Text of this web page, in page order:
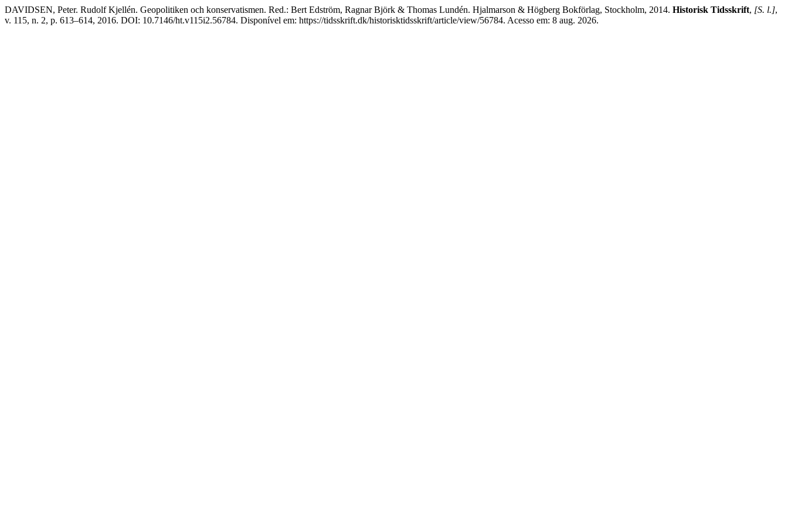
DAVIDSEN, Peter. Rudolf Kjellén. Geopolitiken och konservatismen. Red.: Bert Edström, Ragnar Björk & Thomas Lundén. Hjalmarson & Högberg Bokförlag, Stockholm, 2014. Historisk Tidsskrift, [S. l.],
v. 115, n. 2, p. 613–614, 2016. DOI: 10.7146/ht.v115i2.56784. Disponível em: https://tidsskrift.dk/historisktidsskrift/article/view/56784. Acesso em: 8 aug. 2026.